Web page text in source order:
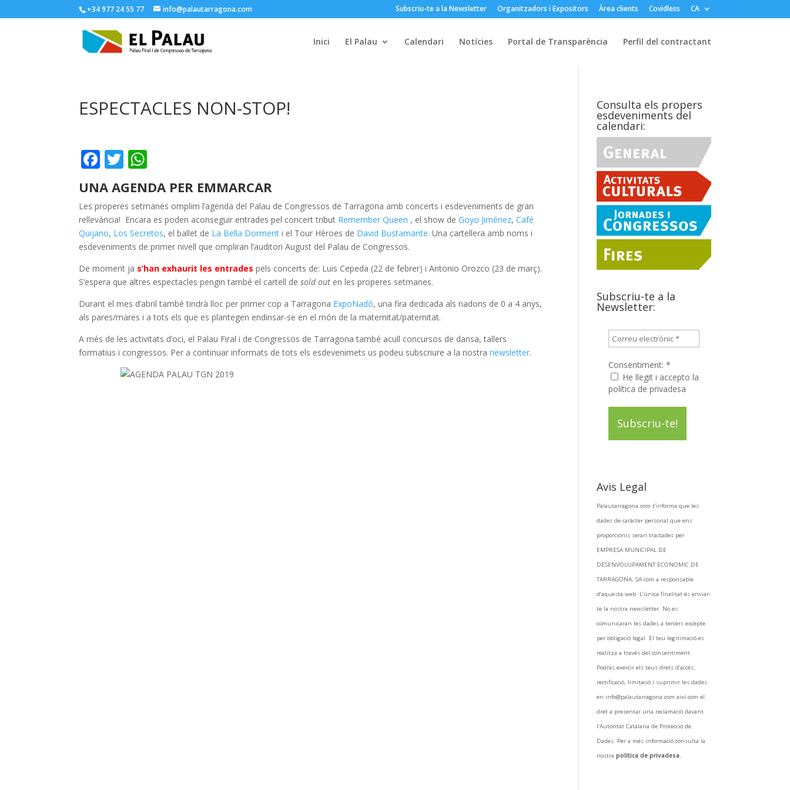
+34 977 24 55 77 info@palautarragona.com Subscriu-te a la Newsletter Organitzadors i Expositors Àrea clients Covidless CA
Inici El Palau Calendari Notícies Portal de Transparència Perfil del contractant
ESPECTACLES NON-STOP!
F
ac
e
b
o
o
k
T
w
itt
er
h
at
s
A
p
p
UNA AGENDA PER EMMARCAR
Les properes setmanes omplim l’agenda del Palau de Congressos de Tarragona amb concerts i esdeveniments de gran
rellevància! Encara es poden aconseguir entrades pel concert tribut Remember Queen , el show deGoyo Jiménez,Café
Quijano, Los Secretos, el ballet de La Bella Dorment i el Tour Héroes de David Bustamante. Una cartellera amb noms i
esdeveniments de primer nivell que ompliran l’auditori August del Palau de Congressos.
De moment ja s’han exhaurit les entrades pels concerts de: Luis Cepeda (22 de febrer) i Antonio Orozco (23 de març).
S’espera que altres espectacles pengin també el cartell desold out en les properes setmanes.
Durant el mes d’abril també tindrà lloc per primer cop a Tarragona ExpoNadó, una fira dedicada als nadons de 0 a 4 anys,
als pares/mares i a tots els que es plantegen endinsar-se en el món de la maternitat/paternitat.
A més de les activitats d’oci, el Palau Firal i de Congressos de Tarragona també acull concursos de dansa, tallers
formatius i congressos. Per a continuar informats de tots els esdevenimets us podeu subscriure a la nostranewsletter.
Consulta els propers
esdeveniments del
calendari:
Subscriu-te a la
Newsletter:
Consentiment:*
He llegit i accepto la
política de privadesa
Avis Legal
Palautarragona.com t’informa que les
dades de caràcter personal que ens
proporcionis seran tractades per
EMPRESA MUNICIPAL DE
DESENVOLUPAMENT ECONOMIC DE
TARRAGONA, SA com a responsable
d’aquesta web. L’única finalitat és enviar-
te la nostra newsletter. No es
comunicaran les dades a tercers excepte
per obligació legal. El teu legitimació es
realitza a través del consentiment.
Podràs exercir els teus drets d’accés,
rectificació, limitació i suprimir les dades
en info@palautarragona.com així com el
dret a presentar una reclamació davant
l’Autoritat Catalana de Protecció de
Dades. Per a més informació consulta la
nostrapolítica de privadesa.